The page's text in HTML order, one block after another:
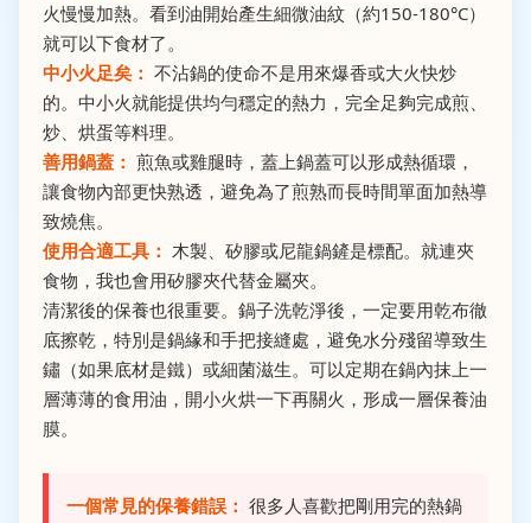
火慢慢加熱。看到油開始產生細微油紋（約150-180°C）
就可以下食材了。
中小火足矣： 不沾鍋的使命不是用來爆香或大火快炒
的。中小火就能提供均勻穩定的熱力，完全足夠完成煎、
炒、烘蛋等料理。
善用鍋蓋： 煎魚或雞腿時，蓋上鍋蓋可以形成熱循環，
讓食物內部更快熟透，避免為了煎熟而長時間單面加熱導
致燒焦。
使用合適工具： 木製、矽膠或尼龍鍋鏟是標配。就連夾
食物，我也會用矽膠夾代替金屬夾。
清潔後的保養也很重要。鍋子洗乾淨後，一定要用乾布徹
底擦乾，特別是鍋緣和手把接縫處，避免水分殘留導致生
鏽（如果底材是鐵）或細菌滋生。可以定期在鍋內抹上一
層薄薄的食用油，開小火烘一下再關火，形成一層保養油
膜。
一個常見的保養錯誤： 很多人喜歡把剛用完的熱鍋